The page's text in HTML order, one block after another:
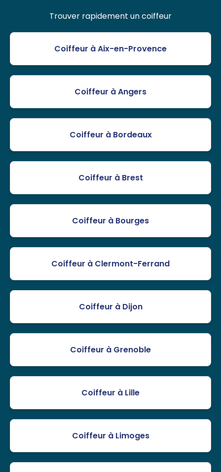
Trouver rapidement un coiffeur
Coiffeur à Aix-en-Provence
Coiffeur à Angers
Coiffeur à Bordeaux
Coiffeur à Brest
Coiffeur à Bourges
Coiffeur à Clermont-Ferrand
Coiffeur à Dijon
Coiffeur à Grenoble
Coiffeur à Lille
Coiffeur à Limoges